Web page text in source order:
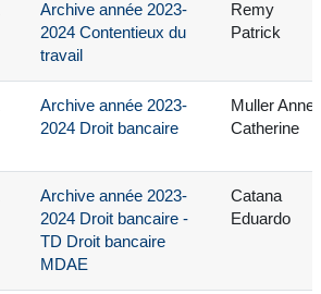
Archive année 2023-
2024 Contentieux du
travail
Remy
Patrick
Archive année 2023-
2024 Droit bancaire
Muller Anne-
Catherine
Archive année 2023-
2024 Droit bancaire -
TD Droit bancaire
MDAE
Catana
Eduardo